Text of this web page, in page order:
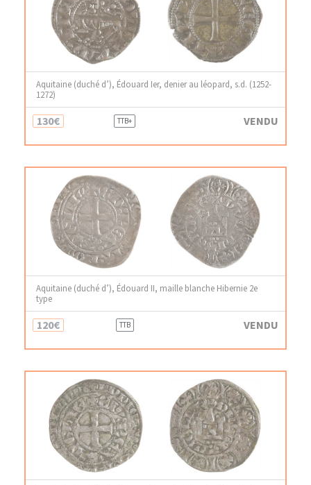
Aquitaine (duché d’), Édouard Ier, denier au léopard, s.d. (1252-
1272)
130€ TTB+ VENDU
Aquitaine (duché d’), Édouard II, maille blanche Hibernie 2e
type
120€ TTB VENDU